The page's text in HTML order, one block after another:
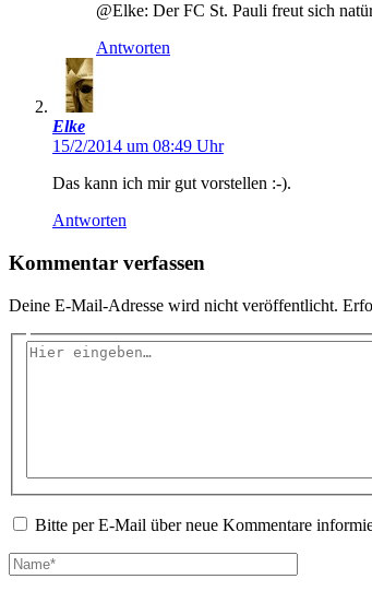
@Elke: Der FC St. Pauli freut sich
Antworten
Elke
15/2/2014 um 08:49 Uhr
Das kann ich mir gut vorstellen :-).
Antworten
Kommentar verfassen
Deine E-Mail-Adresse wird nicht veröffentlicht.
Hier
Bitte per E-Mail über neue Kommentare
Name*